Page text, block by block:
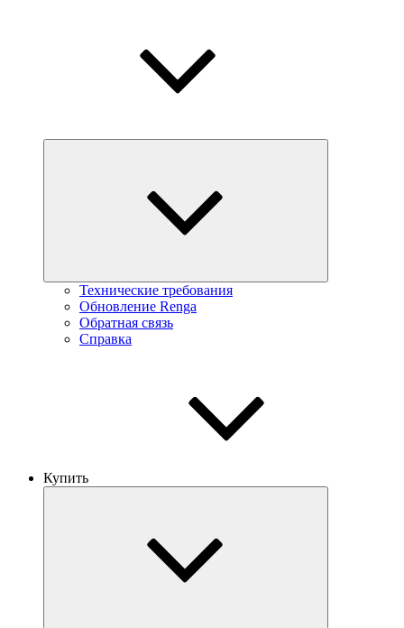
Технические требования
Обновление Renga
Обратная связь
Справка
Купить